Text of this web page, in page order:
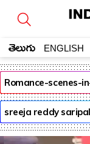
తెలుగు ENGLISH
Romance-scenes-
sreeja reddy